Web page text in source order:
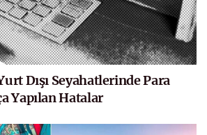
Dışı Seyahatlerinde Para
Yapılan Hatalar